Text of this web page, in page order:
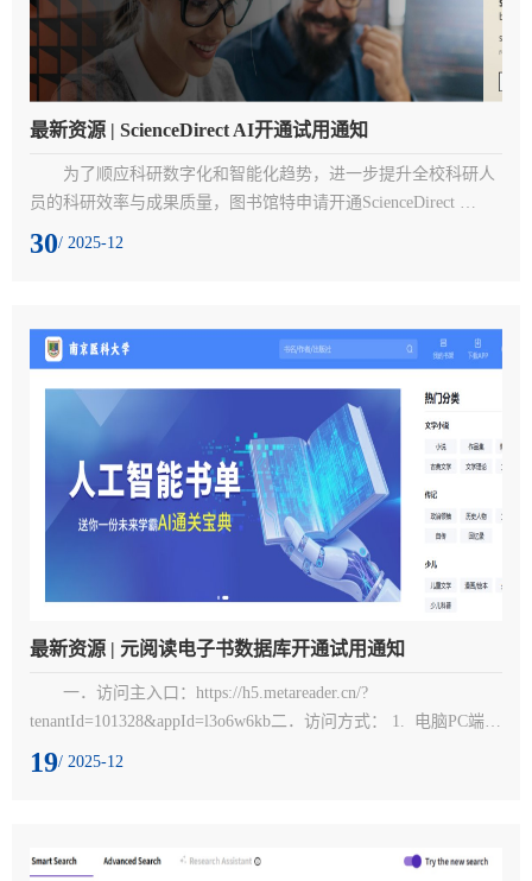
最新资源 | ScienceDirect AI开通试用通知
为了顺应科研数字化和智能化趋势，进一步提升全校科研人
员的科研效率与成果质量，图书馆特申请开通ScienceDirect
AI（SD AI）的试用权限，致力于打造更加高效、智能的科研环
境。希望借助 SD AI 强大的智能检索、深度阅读助手和文献管理
https://www.sciencedirect.com/ai二、访问方式：校网IP范围内三、
试用时间：即...
30/ 2025-12
最新资源 | 元阅读电子书数据库开通试用通知
一．访问主入口：https://h5.metareader.cn/?
tenantId=101328&appId=l3o6w6kb二．访问方式： 1.  电脑PC端：
https://h5.metareader.cn/?tenantId=101328&appId=l3o6w6kb在校园
登录”用手机号进行注册，温馨提示：首次注册请在校园网IP内注
19/ 2025-12